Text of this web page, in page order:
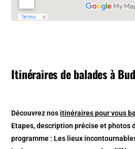
Itinéraires de balades à
Découvrez nos itinéraires pour vous
Etapes, description précise et photos
programme : Les lieux